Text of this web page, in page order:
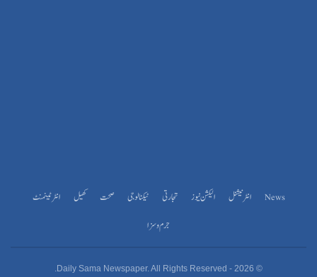
News انٹرنیشنل الیکشن نیوز تجارتی ٹیکنالوجی صحت کھیل
انٹرٹینمنٹ
جرم و سزا
© 2026 - Daily Sama Newspaper. All Rights Reserved.